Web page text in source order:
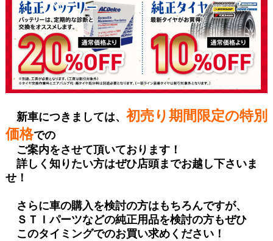
新車につきましては、 初売り期間限定の特別
価格での
ご案内をさせて頂いております！
詳しく知りたい方はぜひ店頭までお越し下さいま
せ！
さらに車の購入を検討の方はもちろんですが、
ＳＴＩパーツなどの純正用品を検討の方もぜひ
このタイミングでのお買い求めください！